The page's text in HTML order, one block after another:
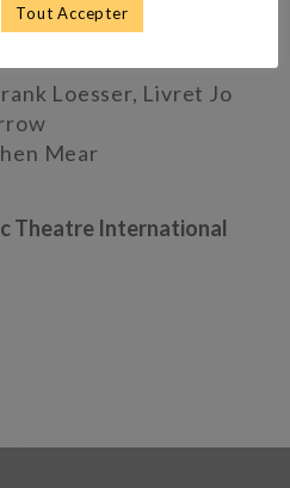
28 juillet 2019
Loesser, Livret Jo
Mear
Theatre International
Tout Accepter